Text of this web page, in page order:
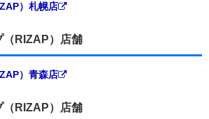
）札幌店
（RIZAP）店舗
）青森店
（RIZAP）店舗